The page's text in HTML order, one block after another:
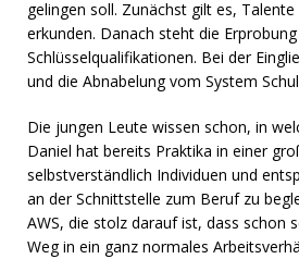
gelingen soll. Zunächst gilt es,
erkunden. Danach steht die
Schlüsselqualifikationen. Bei der
und die Abnabelung vom System
Die jungen Leute wissen schon, in
Daniel hat bereits Praktika in einer
selbstverständlich Individuen und
an der Schnittstelle zum Beruf zu
AWS, die stolz darauf ist, dass schon
Weg in ein ganz normales